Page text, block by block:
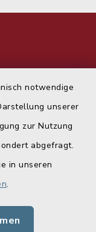
notwendige
unserer
zur Nutzung
abgefragt.
in unseren
.